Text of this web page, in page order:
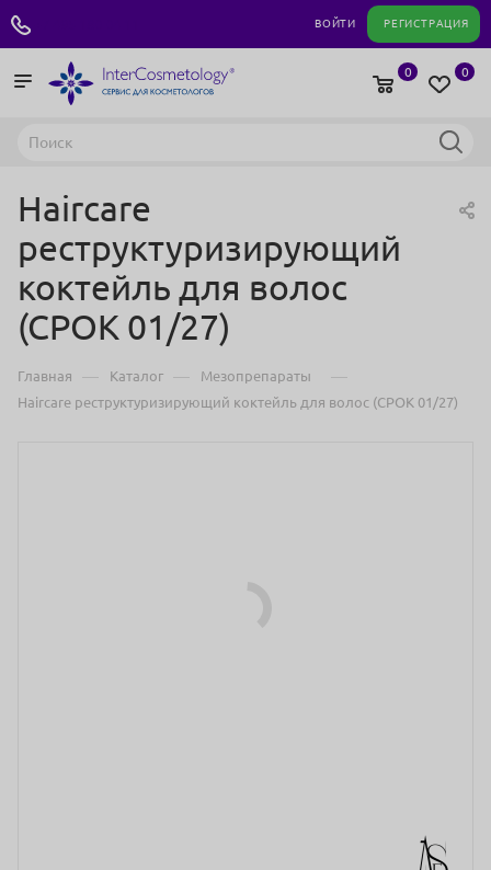
ВОЙТИ РЕГИСТРАЦИЯ
0
0
Haircare
реструктуризирующий
коктейль для волос
(СРОК 01/27)
Главная — Каталог — Мезопрепараты —
Haircare реструктуризирующий коктейль для волос (СРОК 01/27)